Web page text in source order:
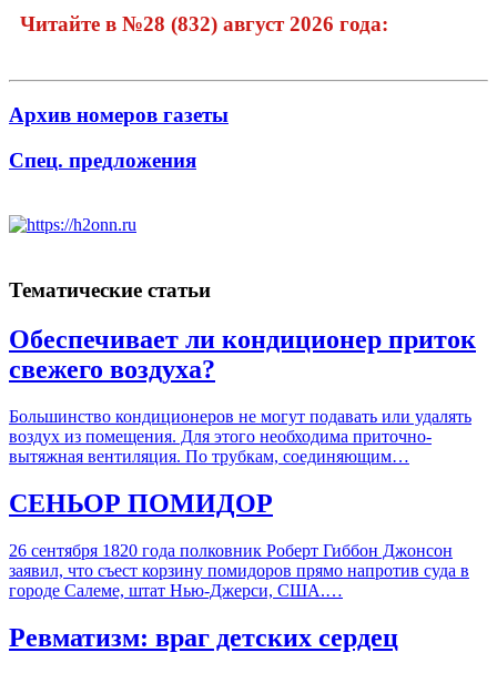
Читайте в №28 (832) август 2026 года:
Архив номеров газеты
Спец. предложения
Тематические статьи
Обеспечивает ли кондиционер приток
свежего воздуха?
Большинство кондиционеров не могут подавать или удалять
воздух из помещения. Для этого необходима приточно-
вытяжная вентиляция. По трубкам, соединяющим…
СЕНЬОР ПОМИДОР
26 сентября 1820 года полковник Роберт Гиббон Джонсон
заявил, что съест корзину помидоров прямо напротив суда в
городе Салеме, штат Нью-Джерси, США.…
Ревматизм: враг детских сердец